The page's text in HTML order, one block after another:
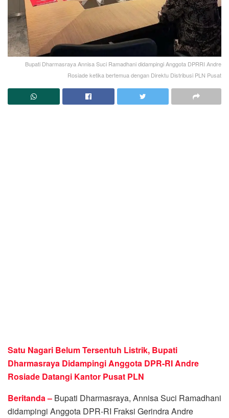
Bupati Dharmasraya Annisa Suci Ramadhani didampingi Anggota DPRRI Andre
Rosiade ketika bertemua dengan Direktu Distribusi PLN Pusat
Satu Nagari Belum Tersentuh Listrik, Bupati
Dharmasraya Didampingi Anggota DPR-RI Andre
Rosiade Datangi Kantor Pusat PLN
Beritanda – Bupati Dharmasraya, Annisa Suci Ramadhani
didampingi Anggota DPR-RI Fraksi Gerindra Andre